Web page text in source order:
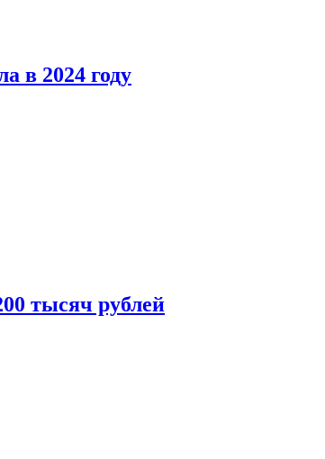
в 2024 году
тысяч рублей